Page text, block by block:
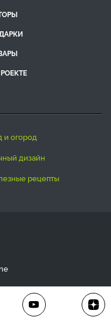
и огород
дизайн
рецепты
только с